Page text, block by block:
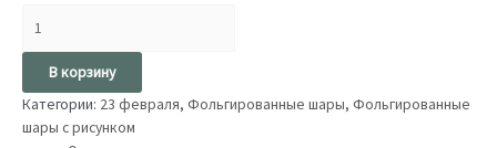
В корзину
Категории: 23 февраля, Фольгированные шары, Фольгированные
шары с рисунком